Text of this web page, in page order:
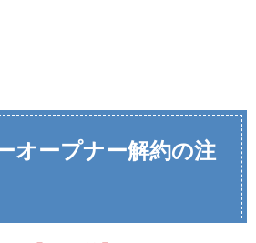
オープナー解約の注